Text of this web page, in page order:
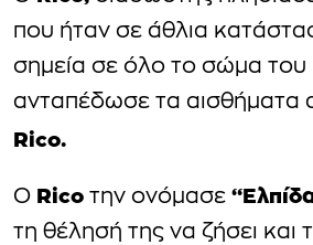
που ήταν σε άθλια
σημεία σε όλο το σώμα του
ανταπέδωσε τα αισθήματα
Rico.
Ο Rico την ονόμασε
τη θέλησή της να ζήσει και